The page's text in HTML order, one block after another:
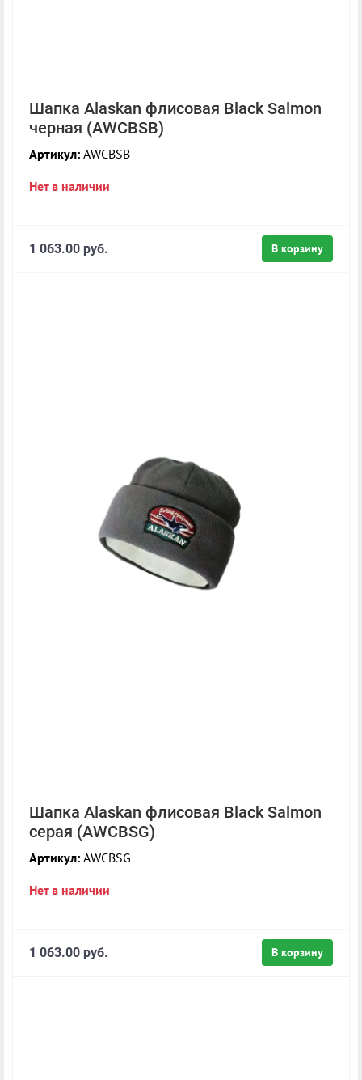
Шапка Alaskan флисовая Black Salmon
черная (AWCBSB)
Артикул: AWCBSB
Нет в наличии
В корзину
1 063.00 руб.
Шапка Alaskan флисовая Black Salmon
серая (AWCBSG)
Артикул: AWCBSG
Нет в наличии
В корзину
1 063.00 руб.